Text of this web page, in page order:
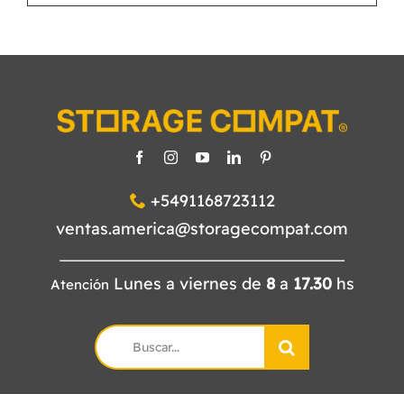
+5491168723112
ventas.america@storagecompat.com
Atención Lunes a viernes de 8a 17.30hs
Search
for: